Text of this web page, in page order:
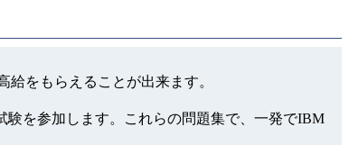
給をもらえることが出来ます。
験を参加します。これらの問題集で、一発でIBM